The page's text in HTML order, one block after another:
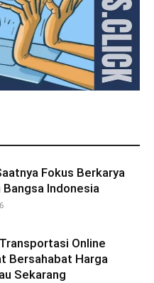
Fokus Berkarya
Bangsa Indonesia
Online
Bersahabat Harga
Sekarang